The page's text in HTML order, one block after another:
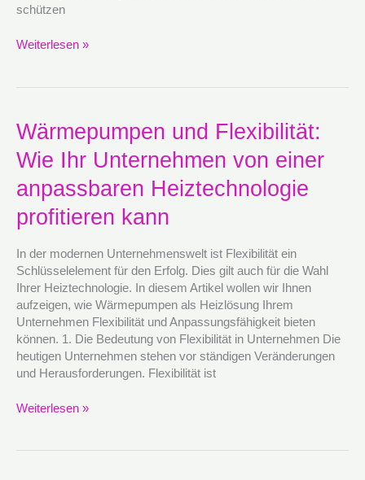
schützen
Weiterlesen »
Wärmepumpen und Flexibilität:
Wie Ihr Unternehmen von einer
anpassbaren Heiztechnologie
profitieren kann
In der modernen Unternehmenswelt ist Flexibilität ein
Schlüsselelement für den Erfolg. Dies gilt auch für die Wahl
Ihrer Heiztechnologie. In diesem Artikel wollen wir Ihnen
aufzeigen, wie Wärmepumpen als Heizlösung Ihrem
Unternehmen Flexibilität und Anpassungsfähigkeit bieten
können. 1. Die Bedeutung von Flexibilität in Unternehmen Die
heutigen Unternehmen stehen vor ständigen Veränderungen
und Herausforderungen. Flexibilität ist
Wärmepumpen
und
Flexibilität:
Ihr
Unternehmen
von
anpassbaren
Heiztechnologie
profitieren
kann
Weiterlesen »